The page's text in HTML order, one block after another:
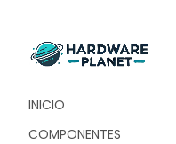
INICIO
COMPONENTES